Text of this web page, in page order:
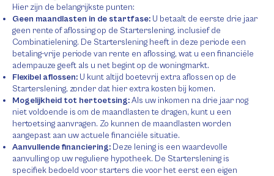
Hier zijn de belangrijkste punten:
Geen maandlasten in de startfase: U betaalt de eerste drie jaar
geen rente of aflossing op de Starterslening, inclusief de
Combinatielening. De Starterslening heeft in deze periode een
betaling-vrije periode van rente en aflossing, wat u een financiële
adempauze geeft als u net begint op de woningmarkt.
Flexibel aflossen: U kunt altijd boetevrij extra aflossen op de
Starterslening, zonder dat hier extra kosten bij komen.
Mogelijkheid tot hertoetsing:Als uw inkomen na drie jaar nog
niet voldoende is om de maandlasten te dragen, kunt u een
hertoetsing aanvragen. Zo kunnen de maandlasten worden
aangepast aan uw actuele financiële situatie.
Aanvullende financiering: Deze lening is een waardevolle
aanvulling op uw reguliere hypotheek. De Starterslening is
specifiek bedoeld voor starters die voor het eerst een eigen